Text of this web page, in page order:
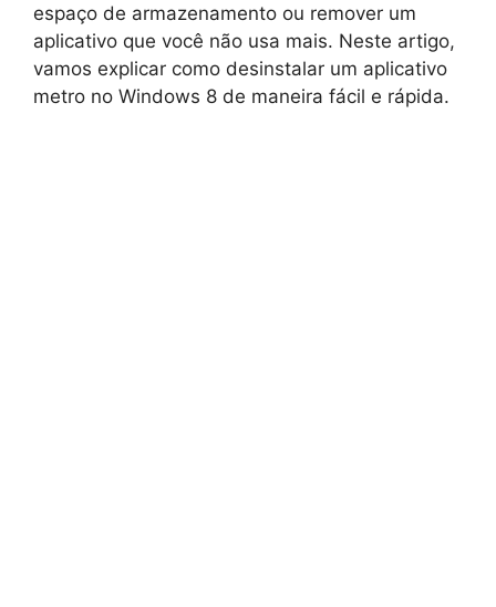
espaço de armazenamento ou remover um
aplicativo que você não usa mais. Neste artigo,
vamos explicar como desinstalar um aplicativo
metro no Windows 8 de maneira fácil e rápida.